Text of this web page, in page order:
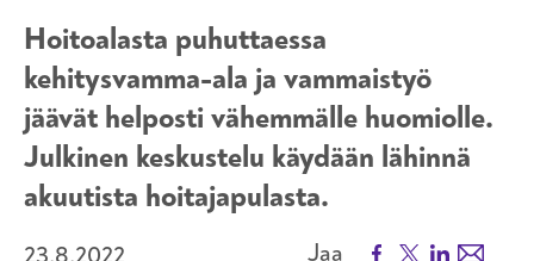
Hoitoalasta puhuttaessa
kehitysvamma-ala ja vammaistyö
jäävät helposti vähemmälle huomiolle.
Julkinen keskustelu käydään lähinnä
akuutista hoitajapulasta.
Jaa Facebook
X LinkedIn
Email